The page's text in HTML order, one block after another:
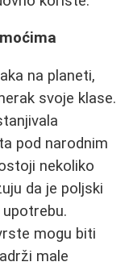
na planeti,
svoje klase.
pod narodnim
nekoliko
da je poljski
mogu biti
male